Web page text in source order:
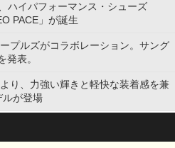
ハイパフォーマンス・シューズ
PACE」が誕生
プルズがコラボレーション。サング
発表。
り、力強い輝きと軽快な装着感を兼
ルが登場